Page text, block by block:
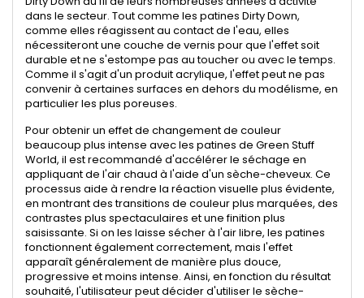
dans le secteur. Tout comme les patines Dirty Down,
comme elles réagissent au contact de l'eau, elles
nécessiteront une couche de vernis pour que l'effet soit
durable et ne s'estompe pas au toucher ou avec le temps.
Comme il s'agit d'un produit acrylique, l'effet peut ne pas
convenir à certaines surfaces en dehors du modélisme, en
particulier les plus poreuses.
Pour obtenir un effet de changement de couleur
beaucoup plus intense avec les patines de Green Stuff
World, il est recommandé d'accélérer le séchage en
appliquant de l'air chaud à l'aide d'un sèche-cheveux. Ce
processus aide à rendre la réaction visuelle plus évidente,
en montrant des transitions de couleur plus marquées, des
contrastes plus spectaculaires et une finition plus
saisissante. Si on les laisse sécher à l'air libre, les patines
fonctionnent également correctement, mais l'effet
apparaît généralement de manière plus douce,
progressive et moins intense. Ainsi, en fonction du résultat
souhaité, l'utilisateur peut décider d'utiliser le sèche-